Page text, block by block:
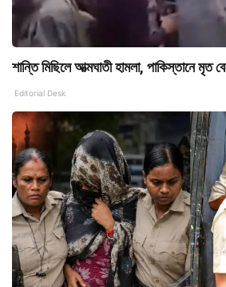
শান্তি মিছিলে আত্মঘাতী হামলা, পাকিস্তানে মৃত
Editorial Desk